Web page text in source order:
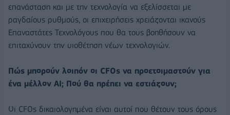
επανάσταση και με την τεχνολογία να εξελίσσεται με
ραγδαίους ρυθμούς, οι επιχειρήσεις χρειάζονται ικανούς
Επαναστάτες Τεχνολόγους που θα τους βοηθήσουν να
επιταχύνουν την υιοθέτηση νέων τεχνολογιών.
Πώς μπορούν λοιπόν οι CFOs να προετοιμαστούν για
ένα μέλλον AI; Πού θα πρέπει να εστιάζουν;
Οι CFOs δικαιολογημένα είναι αυτοί που θέτουν τους όρους